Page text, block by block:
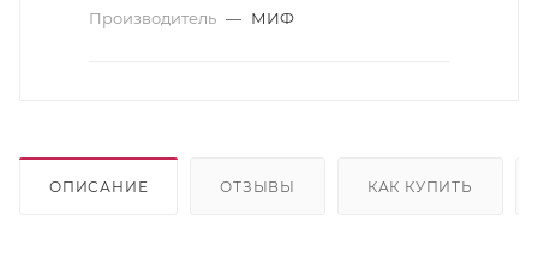
Производитель — МИФ
ОПИСАНИЕ ОТЗЫВЫ КАК КУПИТЬ